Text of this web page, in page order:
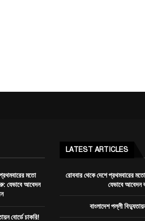
মতো
যেভাবে আবেদন
বোর্ডে চাকরি!
LATEST ARTICLES
রোববার থেকে দেশে প্রথমবারের
যেভাবে আবেদন
বাংলাদেশ পল্লী